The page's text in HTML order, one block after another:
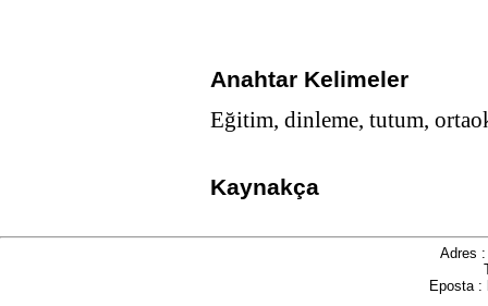
Anahtar Kelimeler
Eğitim, dinleme, tutum,
Kaynakça
Adres
Eposta :